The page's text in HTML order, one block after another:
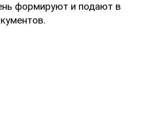
формируют и подают в